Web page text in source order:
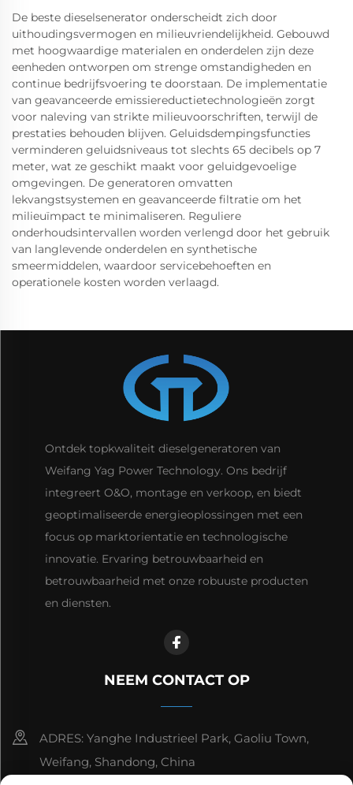
De beste dieselsenerator onderscheidt zich door
uithoudingsvermogen en milieuvriendelijkheid. Gebouwd
met hoogwaardige materialen en onderdelen zijn deze
eenheden ontworpen om strenge omstandigheden en
continue bedrijfsvoering te doorstaan. De implementatie
van geavanceerde emissiereductietechnologieën zorgt
voor naleving van strikte milieuvoorschriften, terwijl de
prestaties behouden blijven. Geluidsdempingsfuncties
verminderen geluidsniveaus tot slechts 65 decibels op 7
meter, wat ze geschikt maakt voor geluidgevoelige
omgevingen. De generatoren omvatten
lekvangstsystemen en geavanceerde filtratie om het
milieuïmpact te minimaliseren. Reguliere
onderhoudsintervallen worden verlengd door het gebruik
van langlevende onderdelen en synthetische
smeermiddelen, waardoor servicebehoeften en
operationele kosten worden verlaagd.
Ontdek topkwaliteit dieselgeneratoren van
Weifang Yag Power Technology. Ons bedrijf
integreert O&O, montage en verkoop, en biedt
geoptimaliseerde energieoplossingen met een
focus op marktorientatie en technologische
innovatie. Ervaring betrouwbaarheid en
betrouwbaarheid met onze robuuste producten
en diensten.
NEEM CONTACT OP
ADRES: Yanghe Industrieel Park, Gaoliu Town,
Weifang, Shandong, China